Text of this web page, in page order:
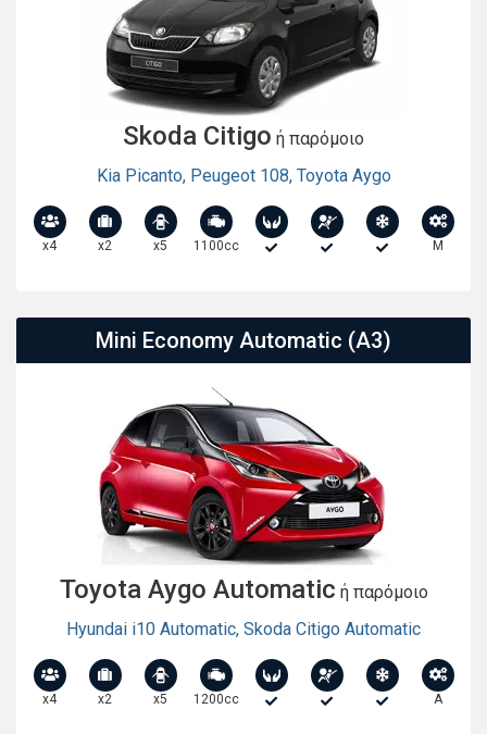
Skoda Citigo ή παρόμοιο
Kia Picanto, Peugeot 108, Toyota Aygo
x4 x2 x5 1100cc M
Mini Economy Automatic (A3)
Toyota Aygo Automatic ή παρόμοιο
Hyundai i10 Automatic, Skoda Citigo Automatic
x4 x2 x5 1200cc A